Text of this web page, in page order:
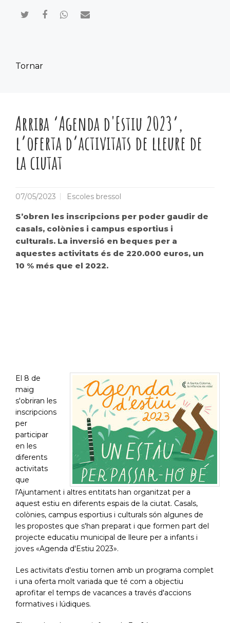
Tornar
Arriba ‘Agenda d'Estiu 2023’,
l’oferta d’activitats de lleure de
la ciutat
07/05/2023 Escoles bressol
S’obren les inscripcions per poder gaudir de
casals, colònies i campus esportius i
culturals. La inversió en beques per a
aquestes activitats és de 220.000 euros, un
10 % més que el 2022.
El 8 de
maig
s'obriran les
inscripcions
per
participar
en les
diferents
activitats
que
l'Ajuntament i altres entitats han organitzat per a
aquest estiu en diferents espais de la ciutat. Casals,
colònies, campus esportius i culturals són algunes de
les propostes que s'han preparat i que formen part del
projecte educatiu municipal de lleure per a infants i
joves «Agenda d'Estiu 2023».
Les activitats d'estiu tornen amb un programa complet
i una oferta molt variada que té com a objectiu
aprofitar el temps de vacances a través d'accions
formatives i lúdiques.